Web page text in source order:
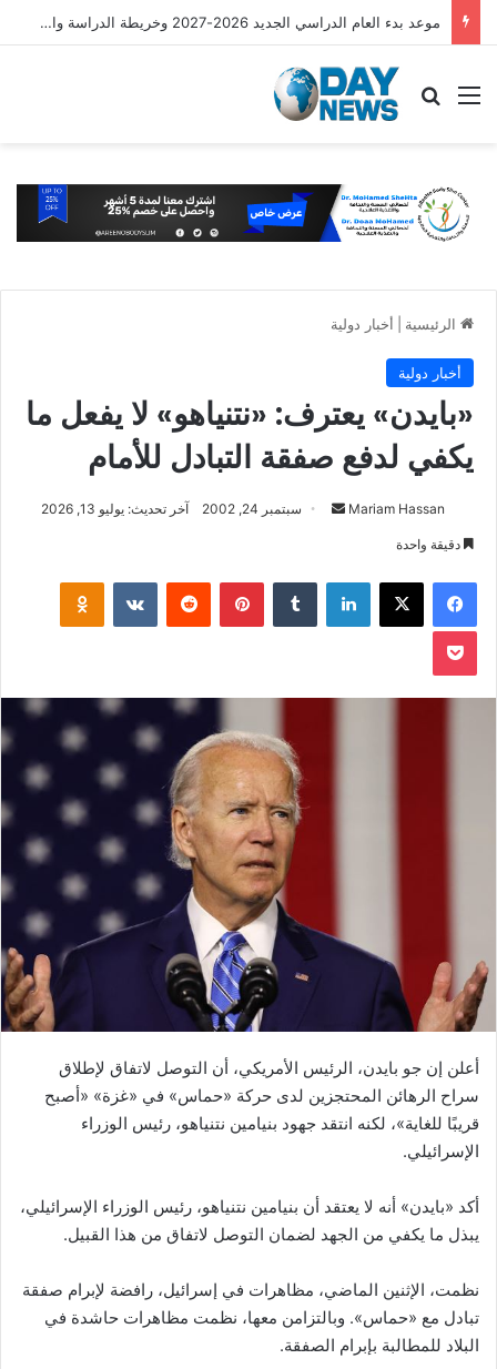
موعد بدء العام الدراسي الجديد 2026-2027 وخريطة الدراسة والامتحانات
القائمة بحث عن
الرئيسية أخبار دولية
أخبار دولية
«بايدن» يعترف: «نتنياهو» لا يفعل ما
يكفي لدفع صفقة التبادل للأمام
Mariam Hassan
أرسل سبتمبر 24, 2002 آخر تحديث: يوليو 13, 2026
دقيقة واحدة
فيسبوك ‫X لينكدإن بينتيريست
‫Pocket
أعلن إن جو بايدن، الرئيس الأمريكي، أن التوصل لاتفاق لإطلاق
سراح الرهائن المحتجزين لدى حركة «حماس» في «غزة» «أصبح
قريبًا للغاية»، لكنه انتقد جهود بنيامين نتنياهو، رئيس الوزراء
الإسرائيلي.
أكد «بايدن» أنه لا يعتقد أن بنيامين نتنياهو، رئيس الوزراء الإسرائيلي،
يبذل ما يكفي من الجهد لضمان التوصل لاتفاق من هذا القبيل.
نظمت، الإثنين الماضي، مظاهرات في إسرائيل، رافضة لإبرام صفقة
تبادل مع «حماس». وبالتزامن معها، نظمت مظاهرات حاشدة في
البلاد للمطالبة بإبرام الصفقة.